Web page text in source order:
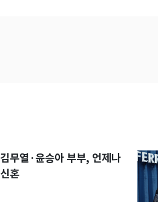
김무열·윤승아 부부, 언제나
신혼